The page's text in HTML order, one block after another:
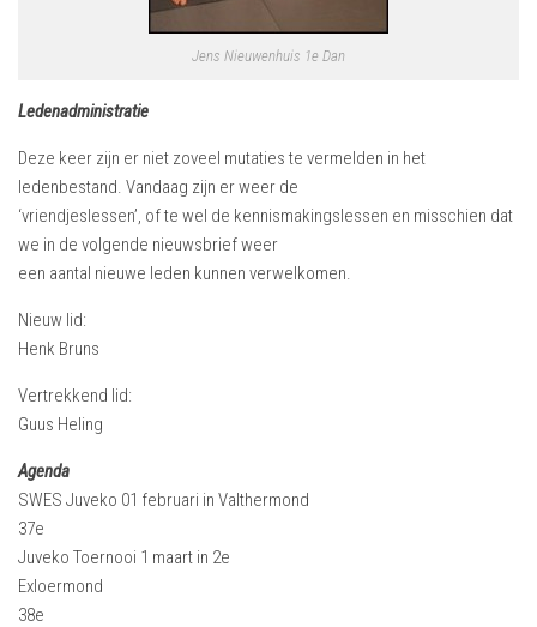
Jens Nieuwenhuis 1e Dan
Ledenadministratie
Deze keer zijn er niet zoveel mutaties te vermelden in het
ledenbestand. Vandaag zijn er weer de
‘vriendjeslessen’, of te wel de kennismakingslessen en misschien dat
we in de volgende nieuwsbrief weer
een aantal nieuwe leden kunnen verwelkomen.
Nieuw lid:
Henk Bruns
Vertrekkend lid:
Guus Heling
Agenda
SWES Juveko 01 februari in Valthermond
37e
Juveko Toernooi 1 maart in 2e
Exloermond
38e